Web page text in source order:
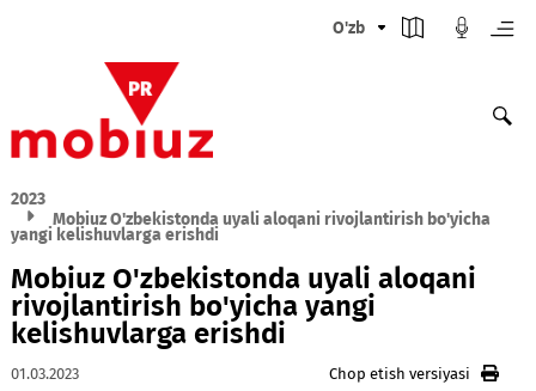
O'zb
2023
Mobiuz O'zbekistonda uyali aloqani rivojlantirish
yangi kelishuvlarga erishdi
Mobiuz O'zbekistonda uyali aloqani
rivojlantirish bo'yicha yangi
kelishuvlarga erishdi